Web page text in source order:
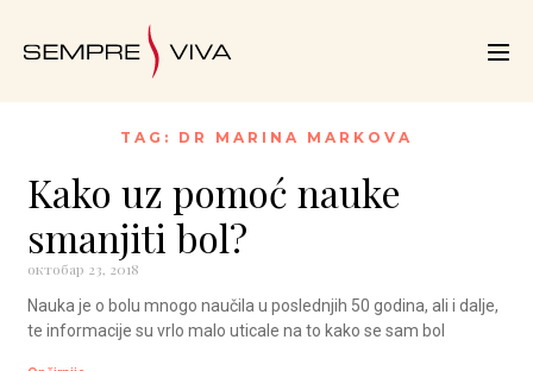
TAG: DR MARINA MARKOVA
Kako uz pomoć nauke
smanjiti bol?
октобар 23, 2018
Nauka je o bolu mnogo naučila u poslednjih 50 godina, ali i dalje,
te informacije su vrlo malo uticale na to kako se sam bol